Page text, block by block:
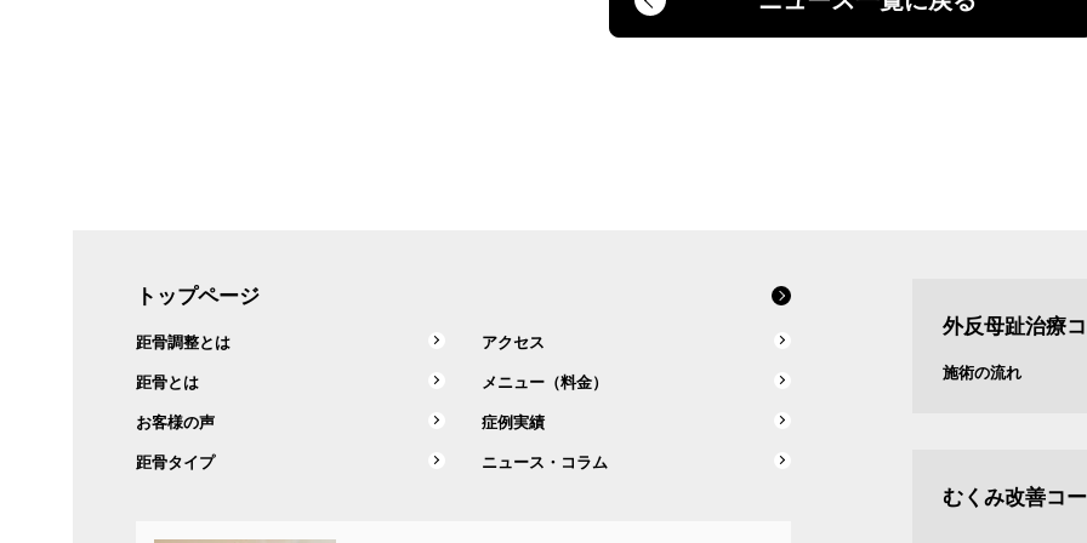
トップページ
距骨調整とは アクセス
距骨とは メニュー（料金）
お客様の声 症例実績
距骨タイプ ニュース・コラム
外反母趾治療
施術の流れ
むくみ改善コ